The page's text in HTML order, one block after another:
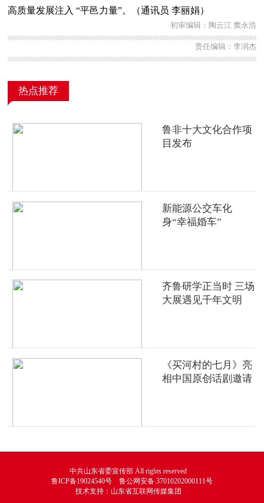
高质量发展注入 “平邑力量”。（通讯员 李丽娟）
初审编辑：陶云江 窦永浩
责任编辑：李润杰
热点推荐
鲁非十大文化合作项
目发布
新能源公交车化
身“幸福婚车”
齐鲁研学正当时 三场
大展遇见千年文明
《买河村的七月》亮
相中国原创话剧邀请
中共山东省委宣传部 All rights reserved
鲁ICP备19024540号 鲁公网安备 37010202000111号
技术支持：山东省互联网传媒集团